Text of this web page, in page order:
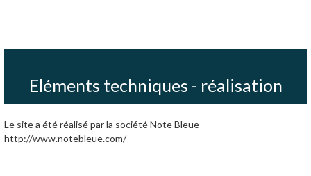
Eléments techniques - réalisation
Le site a été réalisé par la société Note Bleue
http://www.notebleue.com/